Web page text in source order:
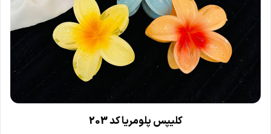
کلیپس پلومریا کد 203